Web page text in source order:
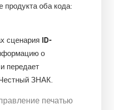
продукта оба кода:
сценария ID-
о
передает
ЗНАК.
печатью